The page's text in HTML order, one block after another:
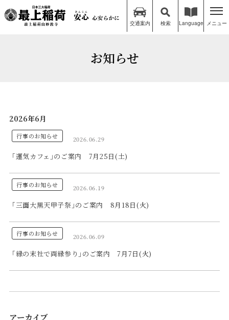
交通案内 検索 Language メニュー
お知らせ
2026年6月
行事のお知らせ 2026.06.29
｢運気カフェ｣のご案内 7月25日(土)
行事のお知らせ 2026.06.19
｢三面大黒天甲子祭｣のご案内 8月18日(火)
行事のお知らせ 2026.06.09
｢縁の末社で両縁参り｣のご案内 7月7日(火)
アーカイブ